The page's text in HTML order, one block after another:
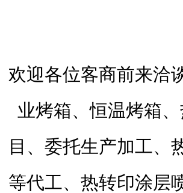
欢迎各位客商前来洽
业烤箱、恒温烤箱
目、委托生产加工、
等代工、热转印涂层